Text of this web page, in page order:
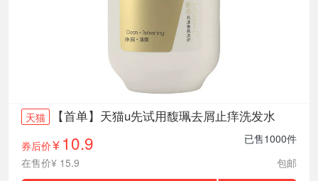
天猫 【首单】天猫u先试用馥珮去屑止痒洗发水
券后价¥ 10.9
已售1000件
在售价¥ 15.9
包邮